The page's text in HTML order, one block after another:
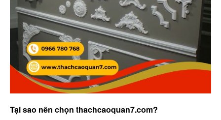
Tại sao nên chọn thachcaoquan7.com?